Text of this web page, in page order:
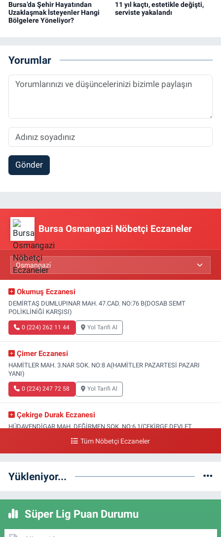
Bursa’da Şehir Hayatından
Uzaklaşmak İsteyenler Hangi
Bölgelere Yöneliyor?
11 yıl kaçtı, estetikle değişti,
serviste yakalandı
Yorumlar
Gönder
Bursa Osmangazi Nöbetçi Eczaneler
Okumuş Eczanesi
DEMİRTAŞ DUMLUPINAR MAH. 47.CAD. NO:76 B(DOSAB SEMT
POLİKLİNİĞİ KARŞISI)
0 (224) 262 11 44 Yol Tarifi Al
Çimer Eczanesi
HAMİTLER MAH. 3.NAR SOK. NO:8 A(HAMİTLER PAZARTESİ PAZARI
YANI)
0 (224) 247 72 58 Yol Tarifi Al
Çekirge Durak Eczanesi
HÜDAVENDİGAR MAH. DEĞİRMEN SOK. NO:6 1(ÇEKİRGE DEVLET
Engin Eczanesi
0 (224) 232 04 02 Yol Tarifi Al
Tüm Nöbetçi Eczaneler
Yükleniyor...
Süper Lig Puan Durumu